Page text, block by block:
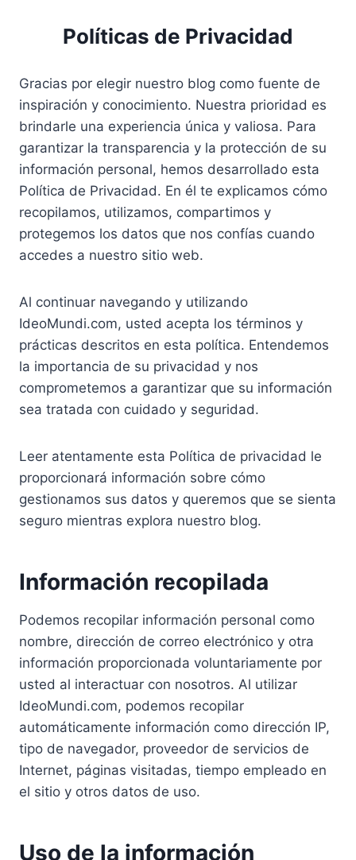
Conteúdo
Políticas de Privacidad
Gracias por elegir nuestro blog como fuente de
inspiración y conocimiento. Nuestra prioridad es
brindarle una experiencia única y valiosa. Para
garantizar la transparencia y la protección de su
información personal, hemos desarrollado esta
Política de Privacidad. En él te explicamos cómo
recopilamos, utilizamos, compartimos y
protegemos los datos que nos confías cuando
accedes a nuestro sitio web.
Al continuar navegando y utilizando
IdeoMundi.com, usted acepta los términos y
prácticas descritos en esta política. Entendemos
la importancia de su privacidad y nos
comprometemos a garantizar que su información
sea tratada con cuidado y seguridad.
Leer atentamente esta Política de privacidad le
proporcionará información sobre cómo
gestionamos sus datos y queremos que se sienta
seguro mientras explora nuestro blog.
Información recopilada
Podemos recopilar información personal como
nombre, dirección de correo electrónico y otra
información proporcionada voluntariamente por
usted al interactuar con nosotros. Al utilizar
IdeoMundi.com, podemos recopilar
automáticamente información como dirección IP,
tipo de navegador, proveedor de servicios de
Internet, páginas visitadas, tiempo empleado en
el sitio y otros datos de uso.
Uso de la información